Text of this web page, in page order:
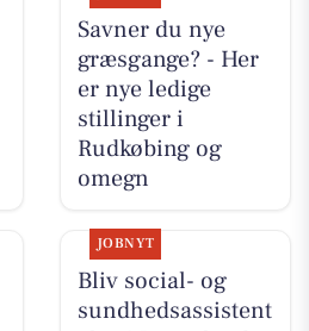
Savner du nye
græsgange? - Her
er nye ledige
stillinger i
Rudkøbing og
omegn
JOBNYT
Bliv social- og
sundhedsassistent